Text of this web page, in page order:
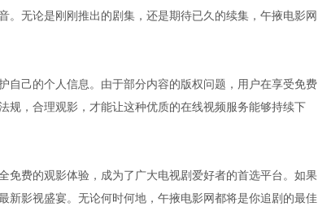
无论是刚刚推出的剧集，还是期待已久的续集，午掖电影网
自己的个人信息。由于部分内容的版权问题，用户在享受免费
规，合理观影，才能让这种优质的在线视频服务能够持续下
免费的观影体验，成为了广大电视剧爱好者的首选平台。如果
新影视盛宴。无论何时何地，午掖电影网都将是你追剧的最佳